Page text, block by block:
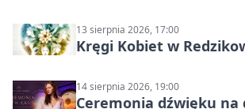
13 sierpnia 2026, 17:00
Kręgi Kobiet w
14 sierpnia 2026, 19:00
Ceremonia dźwięku na